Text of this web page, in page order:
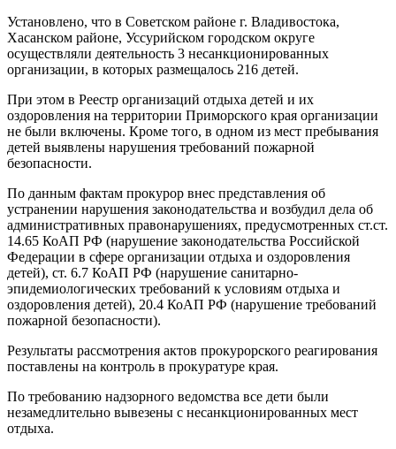
Установлено, что в Советском районе г. Владивостока,
Хасанском районе, Уссурийском городском округе
осуществляли деятельность 3 несанкционированных
организации, в которых размещалось 216 детей.
При этом в Реестр организаций отдыха детей и их
оздоровления на территории Приморского края организации
не были включены. Кроме того, в одном из мест пребывания
детей выявлены нарушения требований пожарной
безопасности.
По данным фактам прокурор внес представления об
устранении нарушения законодательства и возбудил дела об
административных правонарушениях, предусмотренных ст.ст.
14.65 КоАП РФ (нарушение законодательства Российской
Федерации в сфере организации отдыха и оздоровления
детей), ст. 6.7 КоАП РФ (нарушение санитарно-
эпидемиологических требований к условиям отдыха и
оздоровления детей), 20.4 КоАП РФ (нарушение требований
пожарной безопасности).
Результаты рассмотрения актов прокурорского реагирования
поставлены на контроль в прокуратуре края.
По требованию надзорного ведомства все дети были
незамедлительно вывезены с несанкционированных мест
отдыха.